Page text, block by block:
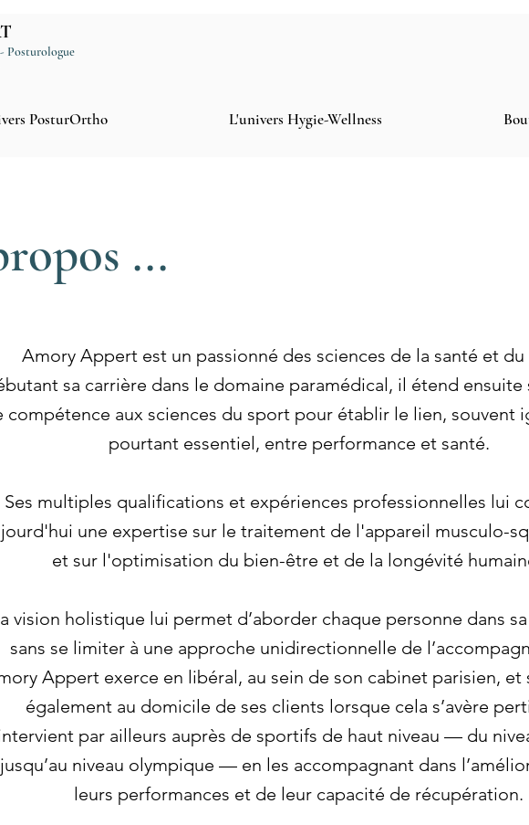
Posturologue
PosturOrtho L'univers Hygie-Wellness
...
Amory Appert est un passionné des sciences de la santé et
sa carrière dans le domaine paramédical, il étend ensuite
compétence aux sciences du sport pour établir le lien, souvent
pourtant essentiel, entre performance et santé.
Ses multiples qualifications et expériences professionnelles lui
une expertise sur le traitement de l'appareil musculo-
et sur l'optimisation du bien-être et de la longévité
vision holistique lui permet d’aborder chaque personne dans
sans se limiter à une approche unidirectionnelle de
Appert exerce en libéral, au sein de son cabinet parisien, et
également au domicile de ses clients lorsque cela s’avère
par ailleurs auprès de sportifs de haut niveau — du
jusqu’au niveau olympique — en les accompagnant dans
leurs performances et de leur capacité de récupération.